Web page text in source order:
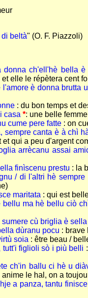
beltà" (O. F. Piazzoli)
donna ch'ell'hè bella
elle le répètera cent
l'amore è donna brutta
: du bon temps et
casa *: une belle
cume pere fatte : on
sempre canta è à chì
qui a peu d'argent
arrècanu assai
finìscenu prestu : la
/ di l'altri hè
maritata : qui est
bellu ma hè bellu ciò
sumere cù briglia è
dùranu pocu : brave
soia : être beau /
figlioli sò i più belli
ch'in ballu ci hè u
le hal, on a
a panza, tantu